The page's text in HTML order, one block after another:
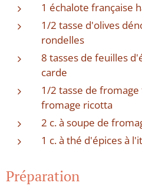
1 échalote française
1/2 tasse d'olives
rondelles
8 tasses de feuilles
carde
1/2 tasse de
fromage ricotta
2 c. à soupe de
1 c. à thé d'épices à
Préparation